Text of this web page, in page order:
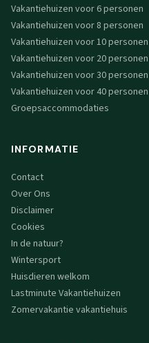
Vakantiehuizen voor 6 personen
Vakantiehuizen voor 8 personen
Vakantiehuizen voor 10 personen
Vakantiehuizen voor 20 personen
Vakantiehuizen voor 30 personen
Vakantiehuizen voor 40 personen
Groepsaccommodaties
INFORMATIE
Contact
Over Ons
Disclaimer
Cookies
In de natuur?
Wintersport
Huisdieren welkom
Lastminute Vakantiehuizen
Zomervakantie vakantiehuis